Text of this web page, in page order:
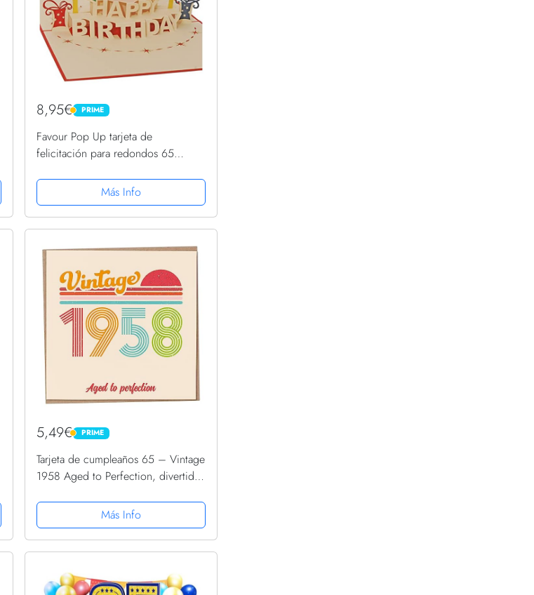
8,95€ PRIME
PRIME
Favour Pop Up tarjeta de
felicitación para redondos 65
tarjeta de felicitación
Más Info
5,49€ PRIME
PRIME
Tarjeta de cumpleaños 65 – Vintage
1958 Aged to Perfection, divertida
y mujeres, tarjetas de cumpleaños
para mujeres,...
Más Info